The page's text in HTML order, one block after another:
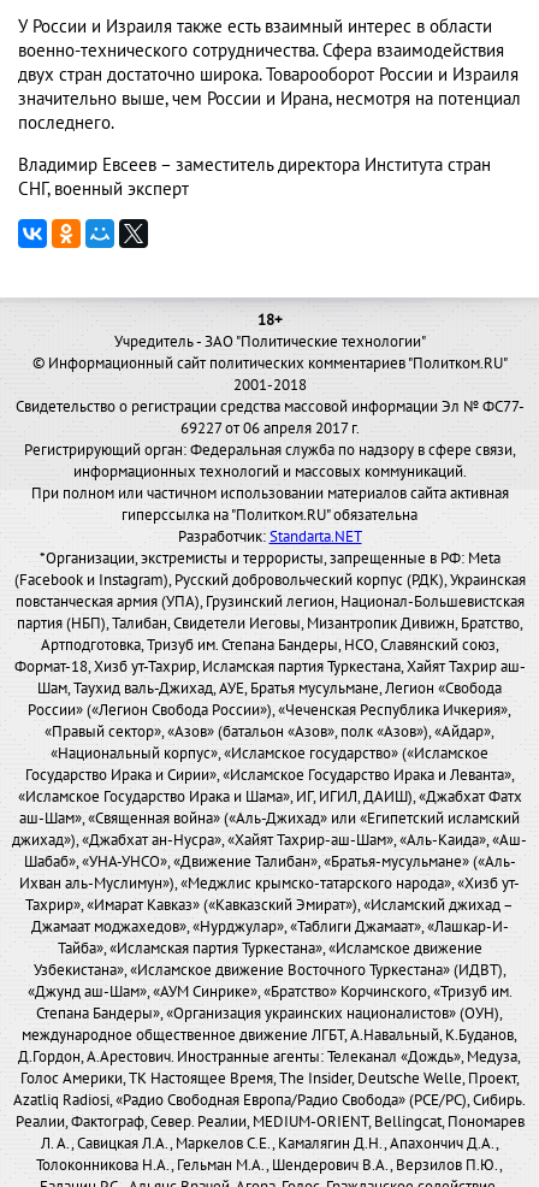
У России и Израиля также есть взаимный интерес в области
военно-технического сотрудничества. Сфера взаимодействия
двух стран достаточно широка. Товарооборот России и Израиля
значительно выше, чем России и Ирана, несмотря на потенциал
последнего.
Владимир Евсеев – заместитель директора Института стран
СНГ, военный эксперт
18+
Учредитель - ЗАО "Политические технологии"
© Информационный сайт политических комментариев "Политком.RU"
2001-2018
Свидетельство о регистрации средства массовой информации Эл № ФС77-
69227 от 06 апреля 2017 г.
Регистрирующий орган: Федеральная служба по надзору в сфере связи,
информационных технологий и массовых коммуникаций.
При полном или частичном использовании материалов сайта активная
гиперссылка на "Политком.RU" обязательна
Разработчик:Standarta.NET
*Организации, экстремисты и террористы, запрещенные в РФ: Meta
(Facebook и Instagram), Русский добровольческий корпус (РДК), Украинская
повстанческая армия (УПА), Грузинский легион, Национал-Большевистская
партия (НБП), Талибан, Свидетели Иеговы, Мизантропик Дивижн, Братство,
Артподготовка, Тризуб им. Степана Бандеры, НСО, Славянский союз,
Формат-18, Хизб ут-Тахрир, Исламская партия Туркестана, Хайят Тахрир аш-
Шам, Таухид валь-Джихад, АУЕ, Братья мусульмане, Легион «Свобода
России» («Легион Свобода России»), «Чеченская Республика Ичкерия»,
«Правый сектор», «Азов» (батальон «Азов», полк «Азов»), «Айдар»,
«Национальный корпус», «Исламское государство» («Исламское
Государство Ирака и Сирии», «Исламское Государство Ирака и Леванта»,
«Исламское Государство Ирака и Шама», ИГ, ИГИЛ, ДАИШ), «Джабхат Фатх
аш-Шам», «Священная война» («Аль-Джихад» или «Египетский исламский
джихад»), «Джабхат ан-Нусра», «Хайят Тахрир-аш-Шам», «Аль-Каида», «Аш-
Шабаб», «УНА-УНСО», «Движение Талибан», «Братья-мусульмане» («Аль-
Ихван аль-Муслимун»), «Меджлис крымско-татарского народа», «Хизб ут-
Тахрир», «Имарат Кавказ» («Кавказский Эмират»), «Исламский джихад –
Джамаат моджахедов», «Нурджулар», «Таблиги Джамаат», «Лашкар-И-
Тайба», «Исламская партия Туркестана», «Исламское движение
Узбекистана», «Исламское движение Восточного Туркестана» (ИДВТ),
«Джунд аш-Шам», «АУМ Синрике», «Братство» Корчинского, «Тризуб им.
Степана Бандеры», «Организация украинских националистов» (ОУН),
международное общественное движение ЛГБТ, А.Навальный, К.Буданов,
Д.Гордон, А.Арестович. Иностранные агенты: Телеканал «Дождь», Медуза,
Голос Америки, ТК Настоящее Время, The Insider, Deutsche Welle, Проект,
Azatliq Radiosi, «Радио Свободная Европа/Радио Свобода» (PCE/PC), Сибирь.
Реалии, Фактограф, Север. Реалии, MEDIUM-ORIENT, Bellingcat, Пономарев
Л. А., Савицкая Л.А., Маркелов С.Е., Камалягин Д.Н., Апахончич Д.А.,
Толоконникова Н.А., Гельман М.А., Шендерович В.А., Верзилов П.Ю.,